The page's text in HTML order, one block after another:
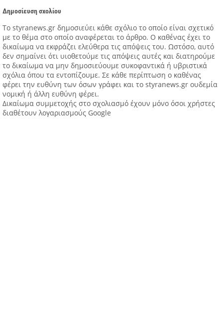
Δημοσίευση σχολίου
Tο styranews.gr δημοσιεύει κάθε σχόλιο το οποίο είναι σχετικό
με το θέμα στο οποίο αναφέρεται το άρθρο. Ο καθένας έχει το
δικαίωμα να εκφράζει ελεύθερα τις απόψεις του. Ωστόσο, αυτό
δεν σημαίνει ότι υιοθετούμε τις απόψεις αυτές και διατηρούμε
το δικαίωμα να μην δημοσιεύουμε συκοφαντικά ή υβριστικά
σχόλια όπου τα εντοπίζουμε. Σε κάθε περίπτωση ο καθένας
φέρει την ευθύνη των όσων γράφει και το styranews.gr ουδεμία
νομική ή άλλη ευθύνη φέρει.
Δικαίωμα συμμετοχής στο σχολιασμό έχουν μόνο όσοι χρήστες
διαθέτουν λογαριασμούς Google